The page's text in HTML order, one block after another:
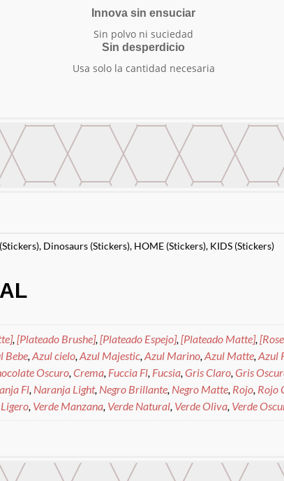
Innova sin ensuciar
Sin polvo ni suciedad
Sin desperdicio
Usa solo la cantidad necesaria
, Dinosaurs (Stickers), HOME (Stickers), KIDS (Stickers)
,[Plateado Brushe],[Plateado Espejo],[Plateado Matte],
Bebe,Azul cielo,Azul Majestic,Azul Marino,Azul Matte,Azul
Oscuro,Crema, Fuccia Fl, Fucsia,Gris Claro,Gris
Fl, Naranja Light, Negro Brillante, Negro Matte, Rojo, Rojo
, Verde Manzana, Verde Natural, Verde Oliva, Verde